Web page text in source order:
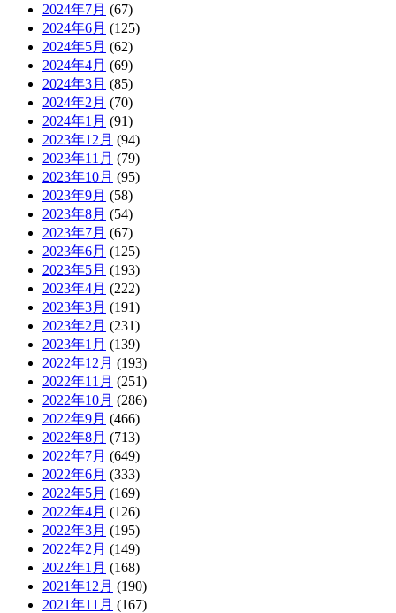
2024年7月 (67)
2024年6月 (125)
2024年5月 (62)
2024年4月 (69)
2024年3月 (85)
2024年2月 (70)
2024年1月 (91)
2023年12月 (94)
2023年11月 (79)
2023年10月 (95)
2023年9月 (58)
2023年8月 (54)
2023年7月 (67)
2023年6月 (125)
2023年5月 (193)
2023年4月 (222)
2023年3月 (191)
2023年2月 (231)
2023年1月 (139)
2022年12月 (193)
2022年11月 (251)
2022年10月 (286)
2022年9月 (466)
2022年8月 (713)
2022年7月 (649)
2022年6月 (333)
2022年5月 (169)
2022年4月 (126)
2022年3月 (195)
2022年2月 (149)
2022年1月 (168)
2021年12月 (190)
2021年11月 (167)